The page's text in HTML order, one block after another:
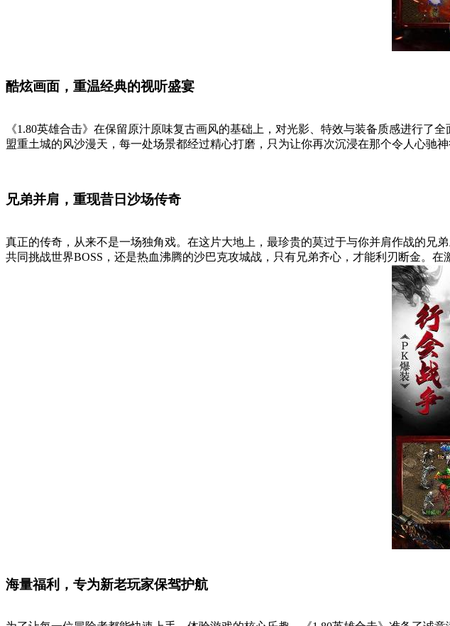
酷炫画面，重温经典的视听盛宴
《1.80英雄合击》在保留原汁原味复古画风的基础上，对光影、特效与装备质感进行了
盟重土城的风沙漫天，每一处场景都经过精心打磨，只为让你再次沉浸在那个令人心驰
兄弟并肩，重现昔日沙场传奇
真正的传奇，从来不是一场独角戏。在这片大地上，最珍贵的莫过于与你并肩作战的兄
共同挑战世界BOSS，还是热血沸腾的沙巴克攻城战，只有兄弟齐心，才能利刃断金。
海量福利，专为新老玩家保驾护航